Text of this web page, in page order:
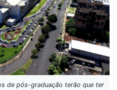
de pós-graduação terão que ter